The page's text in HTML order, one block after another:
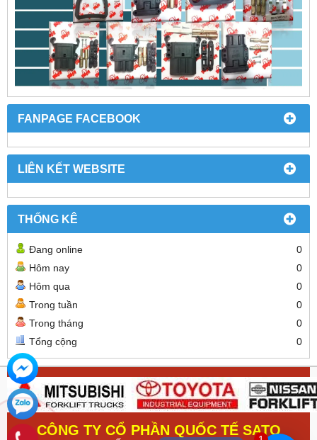
FANPAGE FACEBOOK
LIÊN KẾT WEBSITE
THỐNG KÊ
Đang online
0
Hôm nay
0
Hôm qua
0
Trong tuần
0
Trong tháng
0
Tổng cộng
0
CÔNG TY CỔ PHẦN QUỐC TẾ SATO